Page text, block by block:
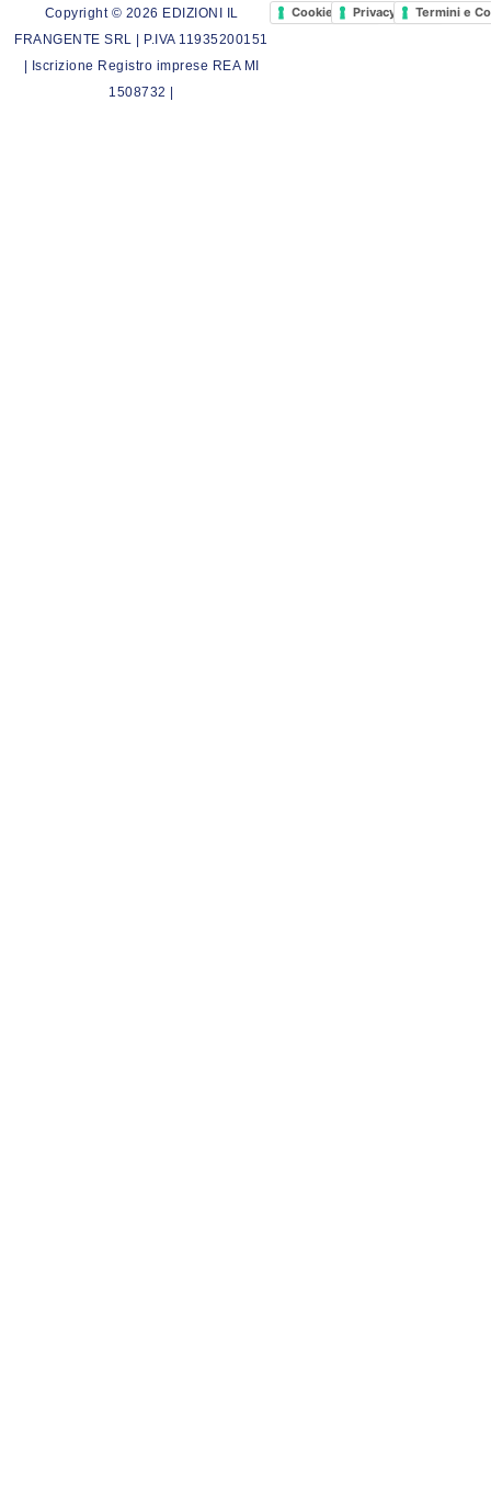
Copyright © 2026 EDIZIONI IL
FRANGENTE SRL | P.IVA 11935200151
| Iscrizione Registro imprese REA MI
1508732 |
Cookie PolicyPrivacy PolicyTermini e